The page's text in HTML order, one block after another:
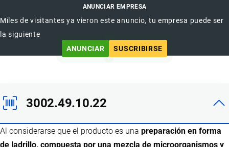
ANUNCIAR EMPRESA
Miles de visitantes ya vieron este anuncio, tu empresa puede ser
la siguiente
ANUNCIAR
SUSCRIBIRSE
3002.49.10.22
Al considerarse que el producto es una preparación en forma
de ladrillo, compuesta por una mezcla de microorganismos y